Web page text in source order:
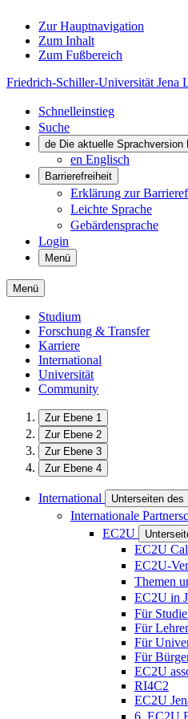
Zur Hauptnavigation
Zum Inhalt
Zum Fußbereich
Friedrich-Schiller-Universität Jena
Schnelleinstieg
Suche
de Die aktuelle Sprachversion
en Englisch
Barrierefreiheit
Erklärung zur
Leichte Sprache
Gebärdensprache
Login
Menü
Menü
Studium
Forschung & Transfer
Karriere
International
Universität
Community
Zur Ebene 1
Zur Ebene 2
Zur Ebene 3
Zur Ebene 4
International Unterseiten des
Internationale
EC2U
EC2U
EC2U-
Themen
EC2U in
Für
Für
Für
Für
EC2U
RI4C2
EC2U
6. EC2U